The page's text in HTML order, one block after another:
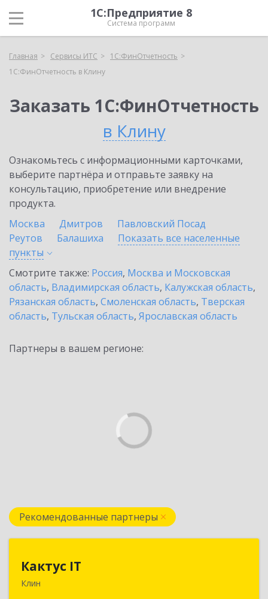
1С:Предприятие 8
Система программ
Главная Сервисы ИТС
1С:ФинОтчетность
1С:ФинОтчетность в Клину
Заказать 1С:ФинОтчетность
в Клину
Ознакомьтесь с информационными карточками,
выберите партнёра и отправьте заявку на
консультацию, приобретение или внедрение
продукта.
Москва
Дмитров
Павловский Посад
Реутов
Балашиха
Показать все населенные
пункты
Смотрите также: Россия, Москва и Московская
область, Владимирская область, Калужская область,
Рязанская область, Смоленская область, Тверская
область, Тульская область, Ярославская область
Партнеры в вашем регионе:
Рекомендованные партнеры
Кактус IT
Клин